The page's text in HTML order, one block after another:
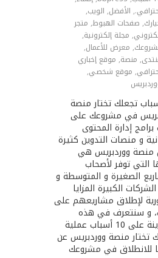
, الأفضل, الويب,
, صفحات الهبوط, متجر
, مجلة إلكترونية,
, معرض للأعمال,
, منصة, موقع إخباري
, موقع شخصي,
أسباب تجعلك تختار منصة
في مشروعك على
برامج إدارة المحتوى
و منصات التدوين كثيرة
منصة ووردبريس هي
التي توفر لأصحاب
الصغيرة و المتوسطة و
الكبيرة المزايا
لإطلاق مشاريعهم على
و سنتعرف في هذه
التدوينة على 10 أسباب عملية
تختار منصة ووردبريس عن
للانطلاق في مشروعك